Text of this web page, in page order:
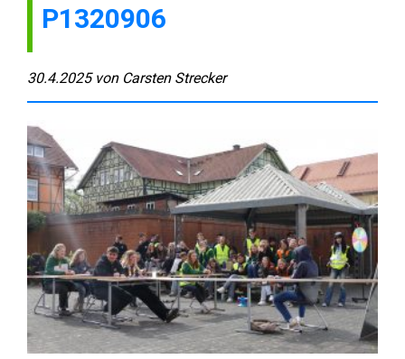
P1320906
30.4.2025 von Carsten Strecker